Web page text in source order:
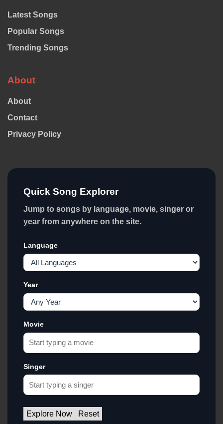
Latest Songs
Popular Songs
Trending Songs
About
About
Contact
Privacy Policy
Quick Song Explorer
Jump to songs by language, movie, singer or
year from anywhere on the site.
Language
Year
Movie
Singer
Explore Now Reset